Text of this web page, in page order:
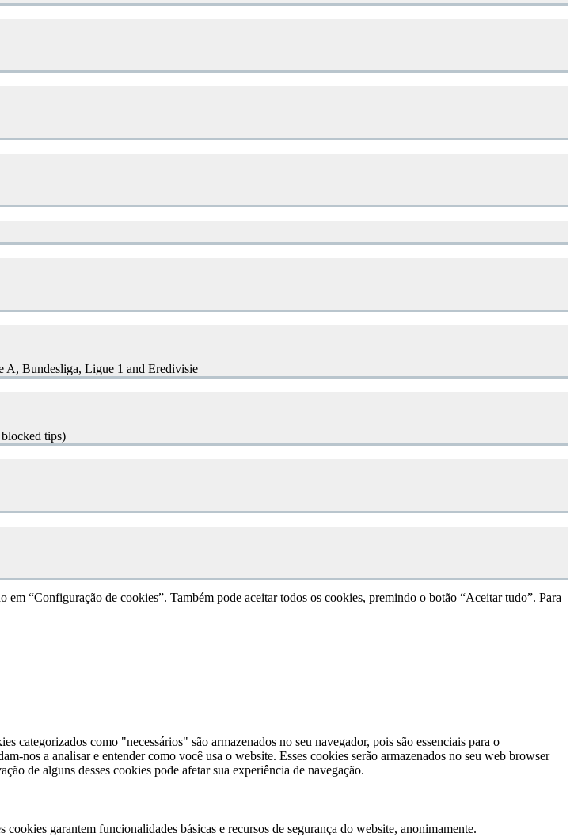
A, Bundesliga, Ligue 1 and Eredivisie
tips)
“Configuração de cookies”. Também pode aceitar todos os cookies, premindo o botão “Aceitar tudo”. Para
categorizados como "necessários" são armazenados no seu navegador, pois são essenciais para o
nos a analisar e entender como você usa o website. Esses cookies serão armazenados no seu web browser
de alguns desses cookies pode afetar sua experiência de navegação.
garantem funcionalidades básicas e recursos de segurança do website, anonimamente.